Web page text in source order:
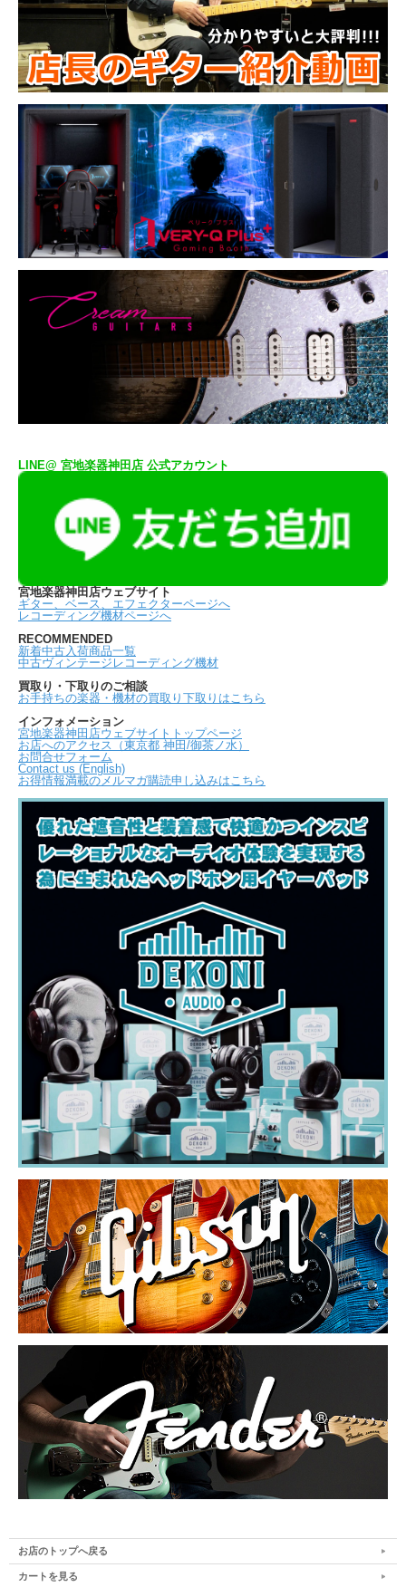
LINE@ 宮地楽器神田店 公式アカウント
宮地楽器神田店ウェブサイト
ギター、ベース、エフェクターページへ
レコーディング機材ページへ
RECOMMENDED
新着中古入荷商品一覧
中古ヴィンテージレコーディング機材
買取り・下取りのご相談
お手持ちの楽器・機材の買取り下取りはこちら
インフォメーション
宮地楽器神田店ウェブサイトトップページ
お店へのアクセス（東京都 神田/御茶ノ水）
お問合せフォーム
Contact us (English)
お得情報満載のメルマガ購読申し込みはこちら
お店のトップへ戻る
カートを見る